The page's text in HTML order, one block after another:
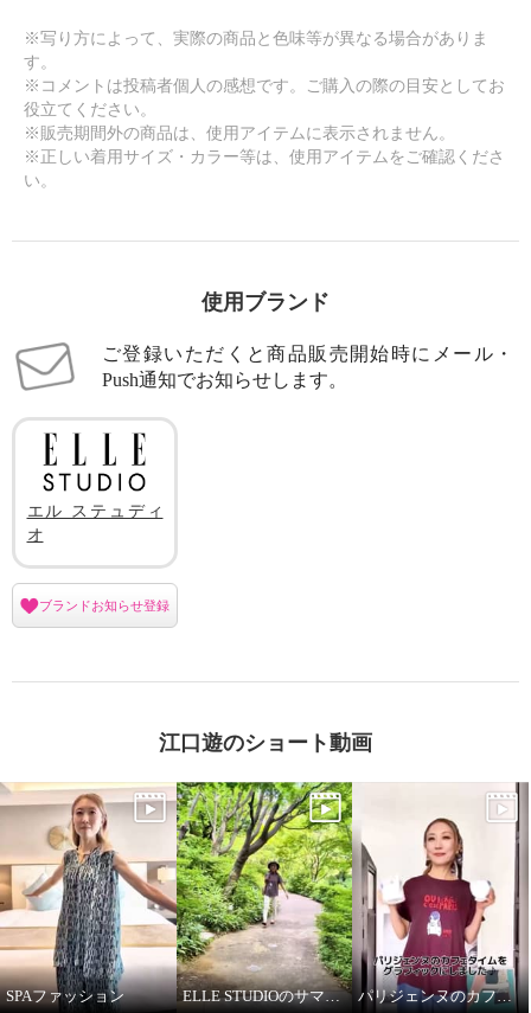
※写り方によって、実際の商品と色味等が異なる場合がありま
す。
※コメントは投稿者個人の感想です。ご購入の際の目安としてお
役立てください。
※販売期間外の商品は、使用アイテムに表示されません。
※正しい着用サイズ・カラー等は、使用アイテムをご確認くださ
い。
使用ブランド
ご登録いただくと商品販売開始時にメール・
Push通知でお知らせします。
エル ステュディ
オ
ブランドお知らせ登録
江口遊のショート動画
SPAファッション ELLE STUDIOのサマーTシャツ パリジェンヌのカフェタイム